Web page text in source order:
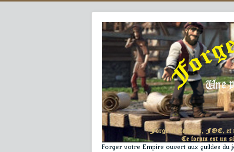
Forger votre Empire ouvert aux guildes du